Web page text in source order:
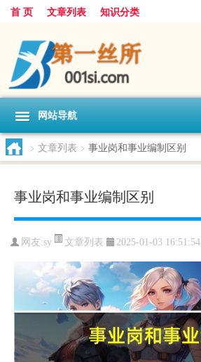
首 页 文章列表 知识分类
网站导航
> 文章列表 > 事业岗和事业编制区别
事业岗和事业编制区别
网友:sy 文章列表 2025-01-03 16:51:54